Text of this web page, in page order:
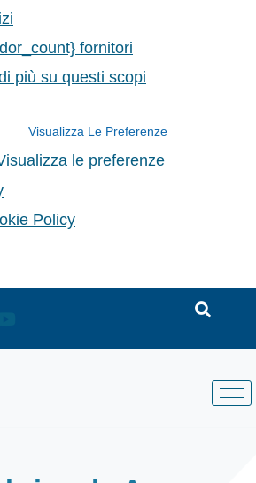
fornitori
più su questi scopi
Visualizza Le Preferenze
le preferenze
Policy